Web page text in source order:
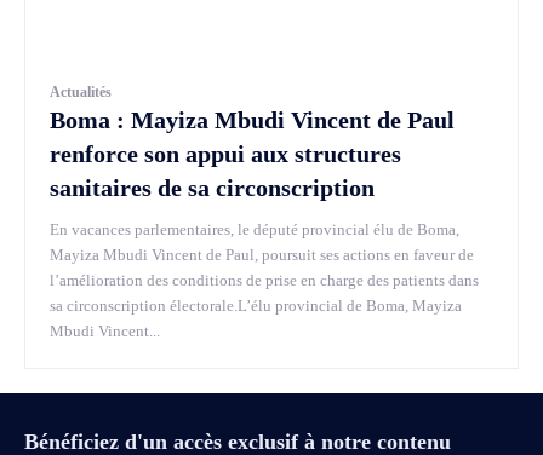
Actualités
Boma : Mayiza Mbudi Vincent de Paul
renforce son appui aux structures
sanitaires de sa circonscription
En vacances parlementaires, le député provincial élu de Boma,
Mayiza Mbudi Vincent de Paul, poursuit ses actions en faveur de
l’amélioration des conditions de prise en charge des patients dans
sa circonscription électorale.L’élu provincial de Boma, Mayiza
Mbudi Vincent...
Bénéficiez d'un accès exclusif à notre contenu